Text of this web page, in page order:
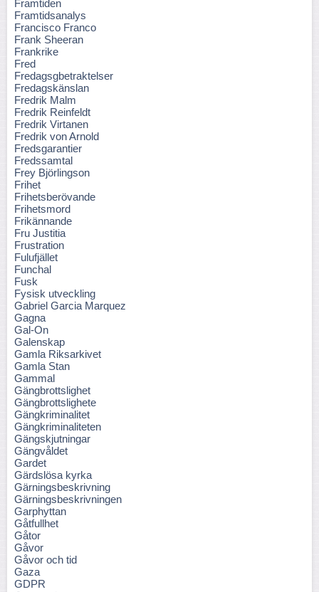
Framtiden
Framtidsanalys
Francisco Franco
Frank Sheeran
Frankrike
Fred
Fredagsgbetraktelser
Fredagskänslan
Fredrik Malm
Fredrik Reinfeldt
Fredrik Virtanen
Fredrik von Arnold
Fredsgarantier
Fredssamtal
Frey Björlingson
Frihet
Frihetsberövande
Frihetsmord
Frikännande
Fru Justitia
Frustration
Fulufjället
Funchal
Fusk
Fysisk utveckling
Gabriel Garcia Marquez
Gagna
Gal-On
Galenskap
Gamla Riksarkivet
Gamla Stan
Gammal
Gängbrottslighet
Gängbrottslighete
Gängkriminalitet
Gängkriminaliteten
Gängskjutningar
Gängvåldet
Gardet
Gärdslösa kyrka
Gärningsbeskrivning
Gärningsbeskrivningen
Garphyttan
Gåtfullhet
Gåtor
Gåvor
Gåvor och tid
Gaza
GDPR